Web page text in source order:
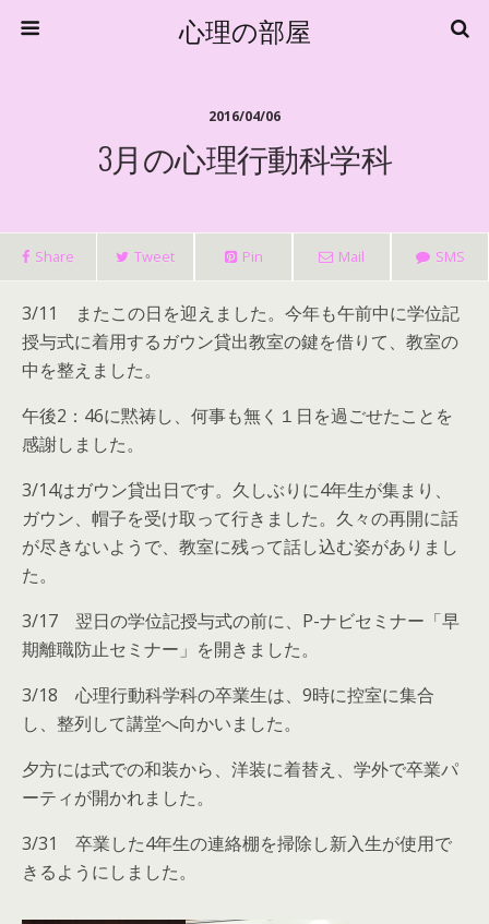
心理の部屋
2016/04/06
3月の心理行動科学科
Share Tweet Pin Mail SMS
3/11 またこの日を迎えました。今年も午前中に学位記
授与式に着用するガウン貸出教室の鍵を借りて、教室の
中を整えました。
午後2：46に黙祷し、何事も無く１日を過ごせたことを
感謝しました。
3/14はガウン貸出日です。久しぶりに4年生が集まり、
ガウン、帽子を受け取って行きました。久々の再開に話
が尽きないようで、教室に残って話し込む姿がありまし
た。
3/17 翌日の学位記授与式の前に、P-ナビセミナー「早
期離職防止セミナー」を開きました。
3/18 心理行動科学科の卒業生は、9時に控室に集合
し、整列して講堂へ向かいました。
夕方には式での和装から、洋装に着替え、学外で卒業パ
ーティが開かれました。
3/31 卒業した4年生の連絡棚を掃除し新入生が使用で
きるようにしました。